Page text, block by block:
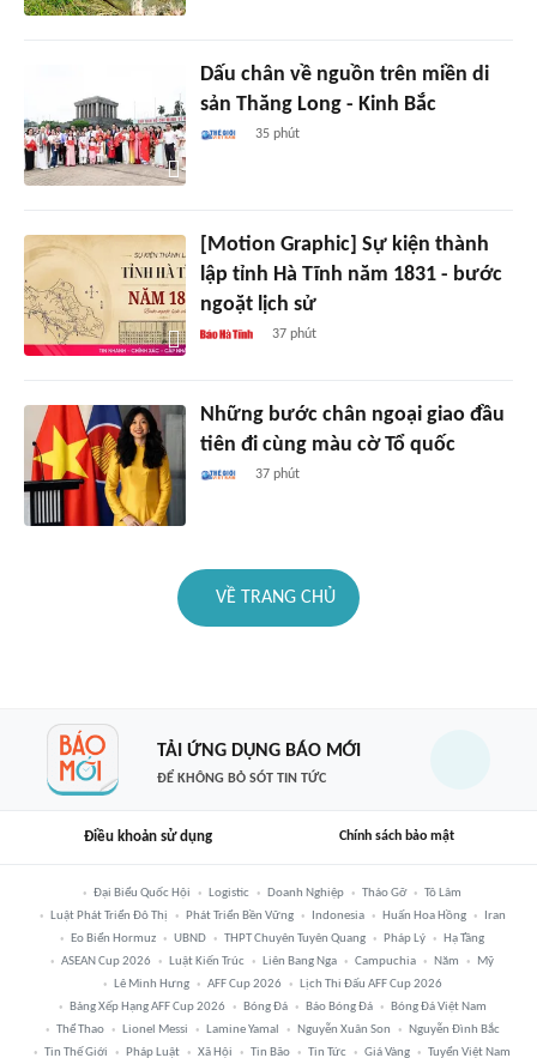
Dấu chân về nguồn trên miền di
sản Thăng Long - Kinh Bắc
35 phút
[Motion Graphic] Sự kiện thành
lập tỉnh Hà Tĩnh năm 1831 - bước
ngoặt lịch sử
37 phút
Những bước chân ngoại giao đầu
tiên đi cùng màu cờ Tổ quốc
37 phút
VỀ TRANG CHỦ
TẢI ỨNG DỤNG BÁO MỚI
ĐỂ KHÔNG BỎ SÓT TIN TỨC
Điều khoản sử dụng Chính sách bảo mật
Đại Biểu Quốc Hội Logistic Doanh Nghiệp Tháo Gỡ
Tô Lâm
Luật Phát Triển Đô Thị
Phát Triển Bền Vững Indonesia Huấn Hoa Hồng
Iran
Eo Biển Hormuz
UBND THPT Chuyên Tuyên Quang Pháp Lý
Hạ Tầng
ASEAN Cup 2026
Luật Kiến Trúc Liên Bang Nga Campuchia Năm
Mỹ
Lê Minh Hưng
AFF Cup 2026
Lịch Thi Đấu AFF Cup 2026
Bảng Xếp Hạng AFF Cup 2026
Bóng Đá Báo Bóng Đá
Bóng Đá Việt Nam
Thể Thao
Lionel Messi Lamine Yamal Nguyễn Xuân Son
Nguyễn Đình Bắc
Tin Thế Giới
Pháp Luật Xã Hội Tin Bão Tin Tức Giá Vàng Tuyển Việt Nam